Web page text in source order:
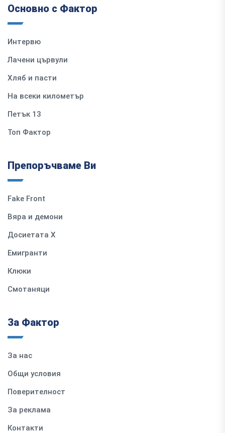
Основно с Фактор
Интервю
Лачени цървули
Хляб и пасти
На всеки километър
Петък 13
Топ Фактор
Препоръчваме Ви
Fake Front
Вяра и демони
Досиетата Х
Емигранти
Клюки
Смотаняци
За Фактор
За нас
Общи условия
Поверителност
За реклама
Контакти